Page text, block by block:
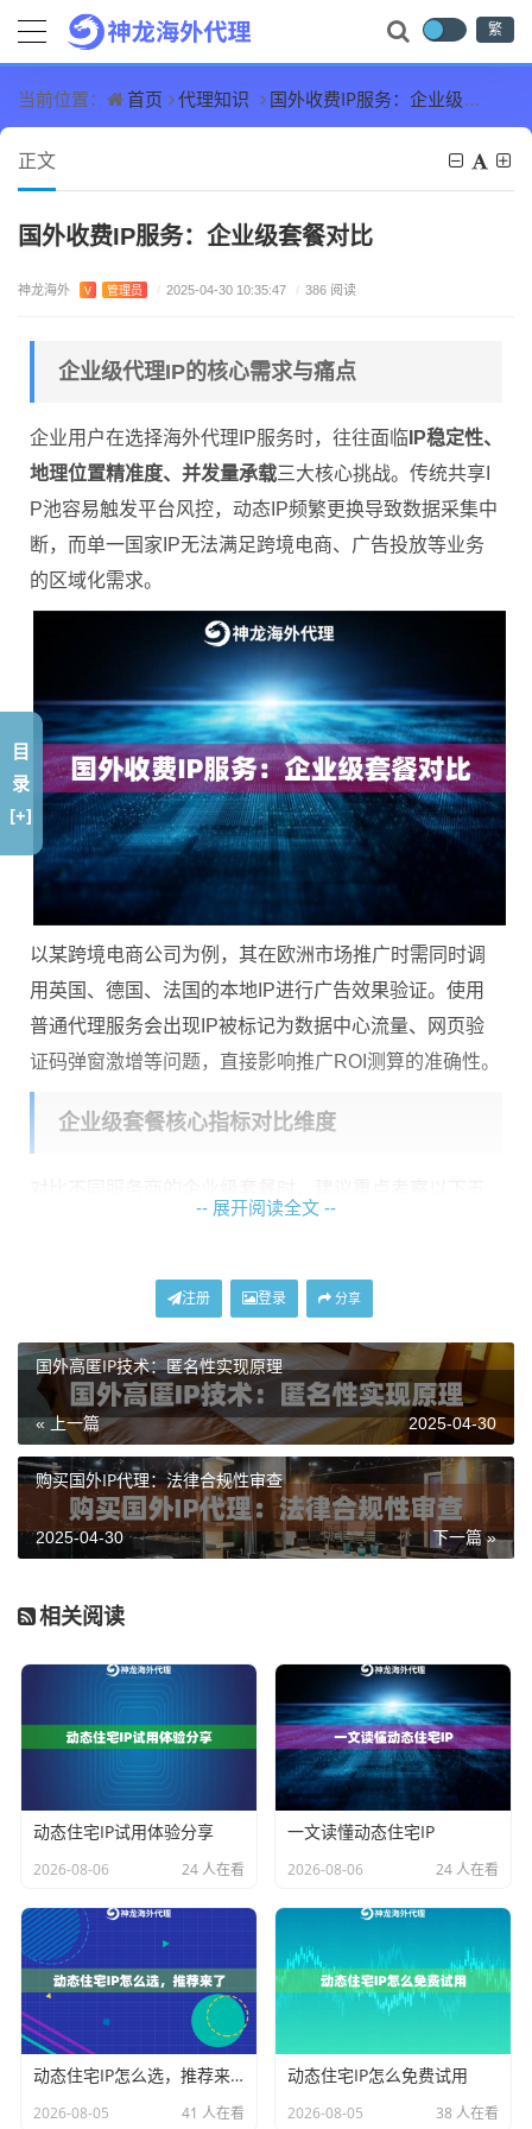
繁
当前位置： 首页 代理知识 国外收费IP服务：企业级套餐对比
正文
国外收费IP服务：企业级套餐对比
神龙海外 V 管理员 / 2025-04-30 10:35:47 / 386 阅读
企业级代理IP的核心需求与痛点
企业用户在选择海外代理IP服务时，往往面临 IP稳定性、
地理位置精准度、并发量承载三大核心挑战。传统共享I
P池容易触发平台风控，动态IP频繁更换导致数据采集中
断，而单一国家IP无法满足跨境电商、广告投放等业务
的区域化需求。
以某跨境电商公司为例，其在欧洲市场推广时需同时调
用英国、德国、法国的本地IP进行广告效果验证。使用
普通代理服务会出现IP被标记为数据中心流量、网页验
证码弹窗激增等问题，直接影响推广ROI测算的准确性。
企业级套餐核心指标对比维度
广告账户管理需住宅IP，数据爬取适用数
地理位置
精度
指定城市级IP对本地化服务测试至关重要
IP存活周期 长期固定IP利于维持社交媒体账号稳定性
API响应速
高频业务需毫秒级IP轮换响应
流量计费
视频类业务优先选择无限流量套餐
针对上述企业级需求，神龙海外代理IP采用混合IP池架
构，将动态住宅IP与静态数据中心IP进行智能调度。其专
利的IP健康度监测系统，可实时剔除被目标平台标记的IP
地址，确保业务流持续畅通。
在具体应用场景中，当企业需要批量注册海外社交媒体
并维持同一IP段在72小时内的稳定性。对于市场竞品数
据监控场景，则会启用高性能数据中心IP，支持每秒20
次以上的请求频率。
企业用户常见问题QA
-- 展开阅读全文 --
注册 登录 分享
国外高匿IP技术：匿名性实现原理
« 上一篇 2025-04-30
购买国外IP代理：法律合规性审查
下一篇 »
2025-04-30
相关阅读
动态住宅IP试用体验分享
2026-08-06 24 人在看
一文读懂动态住宅IP
2026-08-06 24 人在看
动态住宅IP怎么选，推荐来了
2026-08-05 41 人在看
动态住宅IP怎么免费试用
2026-08-05 38 人在看
目
录
[+]